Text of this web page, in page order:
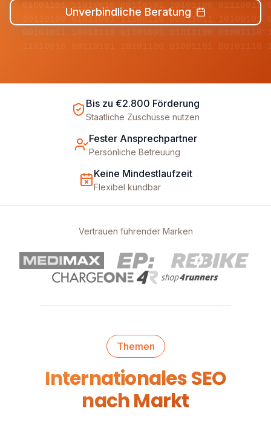
01001101 11010010 00110101 10101100
10110100 01011001 11100110 00011011
00101011 10010110 01101001 11011100 01001110
Unverbindliche Beratung
Bis zu €2.800 Förderung
Staatliche Zuschüsse nutzen
Fester Ansprechpartner
Persönliche Betreuung
Keine Mindestlaufzeit
Flexibel kündbar
Vertrauen führender Marken
Themen
Internationales SEO
nach Markt